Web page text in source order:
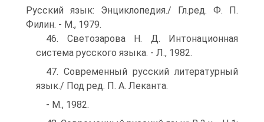
Русский язык: Энциклопедия./ Гл.ред. Ф. П.
Филин. - М., 1979.
46. Светозарова Н. Д. Интонационная
система русского языка. - Л., 1982.
47. Современный русский литературный
язык./ Под ред. П. А. Леканта.
- М., 1982.